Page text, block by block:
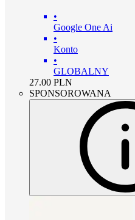
•
Google One Ai
•
Konto
•
GLOBALNY
27.00 PLN
SPONSOROWANA